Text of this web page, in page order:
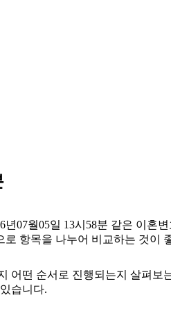
07월05일 13시58분 같은 이혼
항목을 나누어 비교하는 것이
떤 순서로 진행되는지 살펴보
습니다.